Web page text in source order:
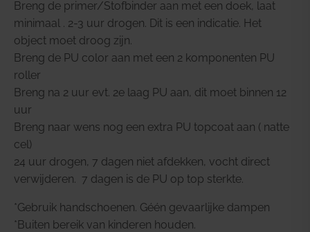
Breng de primer/Stofbinder aan met een doek, laat
minimaal . 2-3 uur drogen. Dit is een indicatie. Het
object moet droog zijn.
Breng de PU color aan met een 2 komponenten PU
roller
Breng na 2 uur evt. 2e laag PU aan, dit moet binnen 12
uur
Breng naar wens nog een extra PU topcoat aan ( natte
cel)
24 uur drogen, 7 dagen niet afdekken, vocht direct
verwijderen. 7 dagen is de PU op top sterkte.
*Gebruik handschoenen. Géén gevaarlijke dampen
*Buiten bereik van kinderen houden.